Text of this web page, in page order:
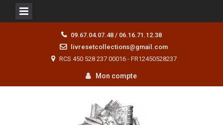
09.67.04.07.48 / 06.16.71.12.38
livresetcollections@gmail.com
RCS 450 528 237 00016 - FR12450528237
Mon compte